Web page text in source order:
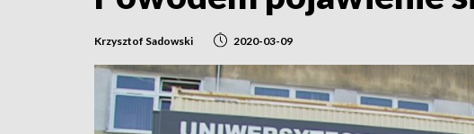
Krzysztof Sadowski 2020-03-09